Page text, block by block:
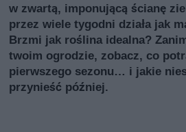
w zwartą, imponującą ścianę
przez wiele tygodni działa jak
Brzmi jak roślina idealna?
twoim ogrodzie, zobacz, co
pierwszego sezonu… i jakie
przynieść później.